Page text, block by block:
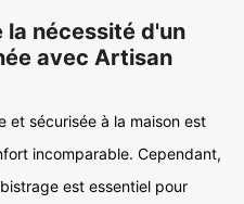
la nécessité d'un
avec Artisan
et sécurisée à la maison est
incomparable. Cependant,
est essentiel pour